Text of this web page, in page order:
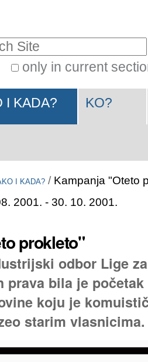
only in current
I KADA? KO?
I KADA? / Kampanja "Oteto
2001. - 30. 10. 2001.
prokleto"
odbor Lige
bila je
koju je
starim vlasnicima.